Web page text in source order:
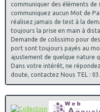
communiquer des éléments de
communiquez aucun Mot de
réalisez jamais de test à la
toujours la prise en main à
Demande de colissimo pour
port sont toujours payés au
ajustement de quelque nature
Dans votre intérêt, ne
doute, contactez Nous TEL :